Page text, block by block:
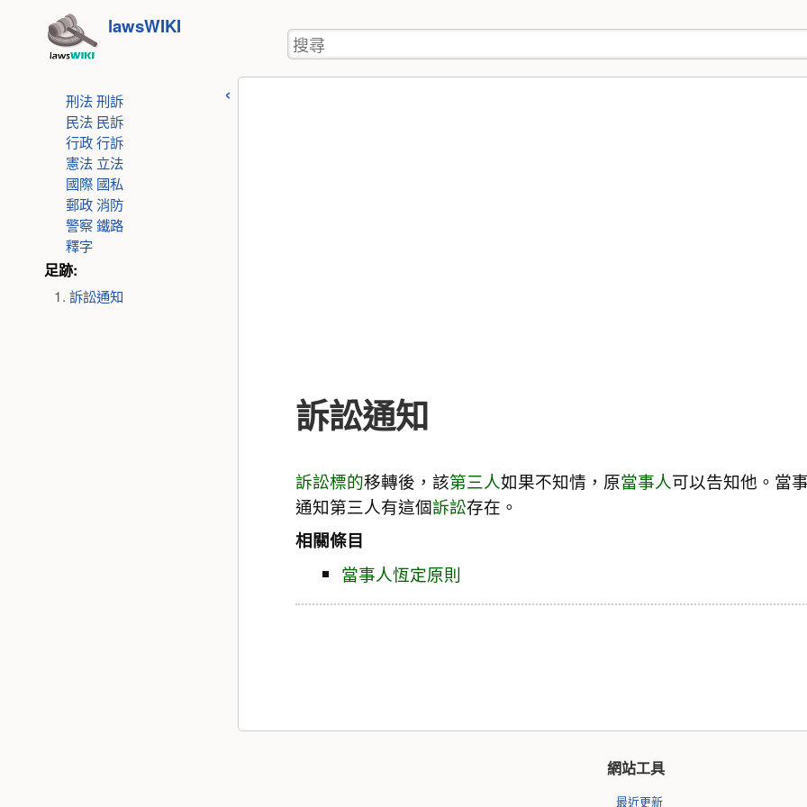
lawsWIKI
用
者
工
搜
尋
刑法刑訴
民法 民訴
行政行訴
憲法 立法
國際 國私
郵政消防
警察鐵路
釋字
足跡:
訴訟通知
訴訟通知
訴訟標的移轉後，該第三人如果不知情，原當事人可以告知他。當
通知第三人有這個訴訟存在。
相關條目
當事人恆定原則
網站工具
最近更新